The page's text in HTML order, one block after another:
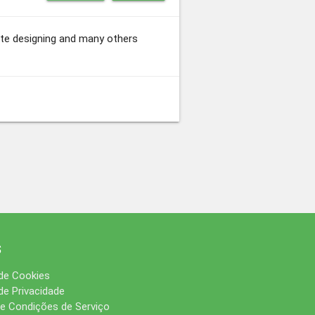
designing and many others
Cookies
Privacidade
Condições de Serviço